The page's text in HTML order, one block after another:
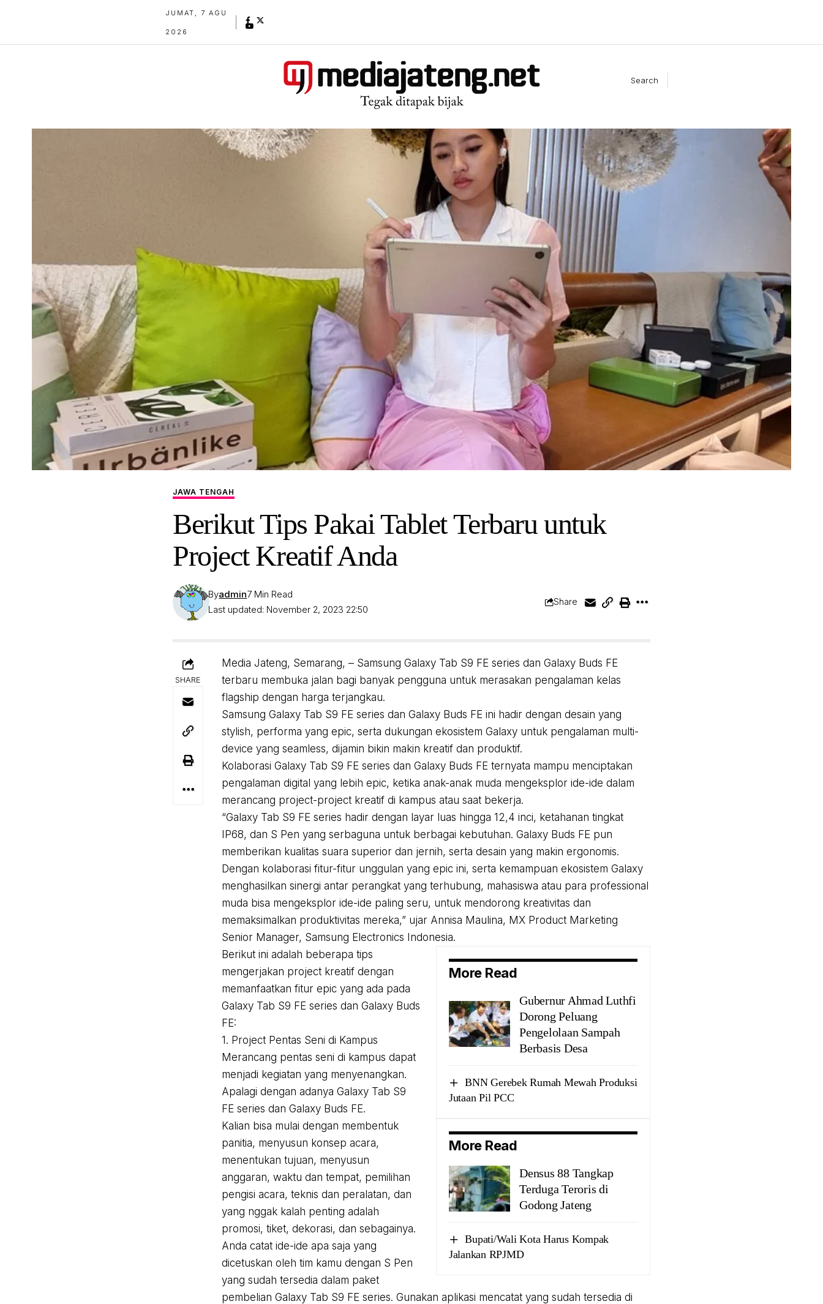
JUMAT, 7 AGU
2026
Search
JAWA TENGAH
Berikut Tips Pakai Tablet Terbaru untuk
Project Kreatif Anda
Last updated: November 2, 2023 22:50
Byadmin7 Min Read
Share
SHARE
Media Jateng, Semarang, – Samsung Galaxy Tab S9 FE series dan Galaxy Buds FE
terbaru membuka jalan bagi banyak pengguna untuk merasakan pengalaman kelas
flagship dengan harga terjangkau.
Samsung Galaxy Tab S9 FE series dan Galaxy Buds FE ini hadir dengan desain yang
stylish, performa yang epic, serta dukungan ekosistem Galaxy untuk pengalaman multi-
device yang seamless, dijamin bikin makin kreatif dan produktif.
Kolaborasi Galaxy Tab S9 FE series dan Galaxy Buds FE ternyata mampu menciptakan
pengalaman digital yang lebih epic, ketika anak-anak muda mengeksplor ide-ide dalam
merancang project-project kreatif di kampus atau saat bekerja.
“Galaxy Tab S9 FE series hadir dengan layar luas hingga 12,4 inci, ketahanan tingkat
IP68, dan S Pen yang serbaguna untuk berbagai kebutuhan. Galaxy Buds FE pun
memberikan kualitas suara superior dan jernih, serta desain yang makin ergonomis.
Dengan kolaborasi fitur-fitur unggulan yang epic ini, serta kemampuan ekosistem Galaxy
menghasilkan sinergi antar perangkat yang terhubung, mahasiswa atau para professional
muda bisa mengeksplor ide-ide paling seru, untuk mendorong kreativitas dan
memaksimalkan produktivitas mereka,” ujar Annisa Maulina, MX Product Marketing
Senior Manager, Samsung Electronics Indonesia.
More Read
Gubernur Ahmad Luthfi
Dorong Peluang
Pengelolaan Sampah
Berbasis Desa
BNN Gerebek Rumah Mewah Produksi
Jutaan Pil PCC
Berikut ini adalah beberapa tips
mengerjakan project kreatif dengan
memanfaatkan fitur epic yang ada pada
Galaxy Tab S9 FE series dan Galaxy Buds
FE:
1. Project Pentas Seni di Kampus
More Read
Densus 88 Tangkap
Terduga Teroris di
Godong Jateng
Bupati/Wali Kota Harus Kompak
Jalankan RPJMD
Merancang pentas seni di kampus dapat
menjadi kegiatan yang menyenangkan.
Apalagi dengan adanya Galaxy Tab S9
FE series dan Galaxy Buds FE.
Kalian bisa mulai dengan membentuk
panitia, menyusun konsep acara,
menentukan tujuan, menyusun
anggaran, waktu dan tempat, pemilihan
pengisi acara, teknis dan peralatan, dan
yang nggak kalah penting adalah
promosi, tiket, dekorasi, dan sebagainya.
Anda catat ide-ide apa saja yang
dicetuskan oleh tim kamu dengan S Pen
yang sudah tersedia dalam paket
pembelian Galaxy Tab S9 FE series. Gunakan aplikasi mencatat yang sudah tersedia di